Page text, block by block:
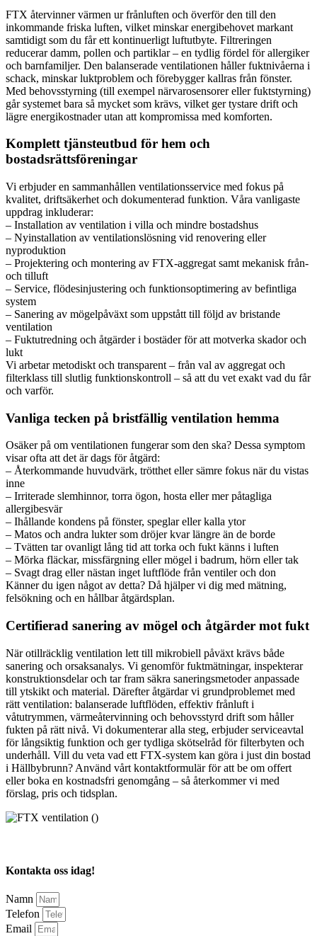
FTX återvinner värmen ur frånluften och överför den till den
inkommande friska luften, vilket minskar energibehovet markant
samtidigt som du får ett kontinuerligt luftutbyte. Filtreringen
reducerar damm, pollen och partiklar – en tydlig fördel för allergiker
och barnfamiljer. Den balanserade ventilationen håller fuktnivåerna i
schack, minskar luktproblem och förebygger kallras från fönster.
Med behovsstyrning (till exempel närvarosensorer eller fuktstyrning)
går systemet bara så mycket som krävs, vilket ger tystare drift och
lägre energikostnader utan att kompromissa med komforten.
Komplett tjänsteutbud för hem och
bostadsrättsföreningar
Vi erbjuder en sammanhållen ventilationsservice med fokus på
kvalitet, driftsäkerhet och dokumenterad funktion. Våra vanligaste
uppdrag inkluderar:
– Installation av ventilation i villa och mindre bostadshus
– Nyinstallation av ventilationslösning vid renovering eller
nyproduktion
– Projektering och montering av FTX-aggregat samt mekanisk från-
och tilluft
– Service, flödesinjustering och funktionsoptimering av befintliga
system
– Sanering av mögelpåväxt som uppstått till följd av bristande
ventilation
– Fuktutredning och åtgärder i bostäder för att motverka skador och
lukt
Vi arbetar metodiskt och transparent – från val av aggregat och
filterklass till slutlig funktionskontroll – så att du vet exakt vad du får
och varför.
Vanliga tecken på bristfällig ventilation hemma
Osäker på om ventilationen fungerar som den ska? Dessa symptom
visar ofta att det är dags för åtgärd:
– Återkommande huvudvärk, trötthet eller sämre fokus när du vistas
inne
– Irriterade slemhinnor, torra ögon, hosta eller mer påtagliga
allergibesvär
– Ihållande kondens på fönster, speglar eller kalla ytor
– Matos och andra lukter som dröjer kvar längre än de borde
– Tvätten tar ovanligt lång tid att torka och fukt känns i luften
– Mörka fläckar, missfärgning eller mögel i badrum, hörn eller tak
– Svagt drag eller nästan inget luftflöde från ventiler och don
Känner du igen något av detta? Då hjälper vi dig med mätning,
felsökning och en hållbar åtgärdsplan.
Certifierad sanering av mögel och åtgärder mot fukt
När otillräcklig ventilation lett till mikrobiell påväxt krävs både
sanering och orsaksanalys. Vi genomför fuktmätningar, inspekterar
konstruktionsdelar och tar fram säkra saneringsmetoder anpassade
till ytskikt och material. Därefter åtgärdar vi grundproblemet med
rätt ventilation: balanserade luftflöden, effektiv frånluft i
våtutrymmen, värmeåtervinning och behovsstyrd drift som håller
fukten på rätt nivå. Vi dokumenterar alla steg, erbjuder serviceavtal
för långsiktig funktion och ger tydliga skötselråd för filterbyten och
underhåll. Vill du veta vad ett FTX-system kan göra i just din bostad
i Hällbybrunn? Använd vårt kontaktformulär för att be om offert
eller boka en kostnadsfri genomgång – så återkommer vi med
förslag, pris och tidsplan.
Kontakta oss idag!
Namn
Telefon
Email